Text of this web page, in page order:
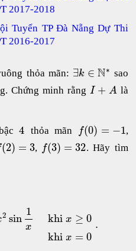
2017-2018
Tuyển TP Đà Nẵng Dự Thi
2016-2017
thỏa mãn: ∃k ∈ N∗ sao
Chứng minh rằngI + Alà
4 thỏa mãn f(0) = −1,
(2) = 3, f(3) = 32. Hãy tìm
2 sin
1
x
khix ≥ 0
khix = 0
.